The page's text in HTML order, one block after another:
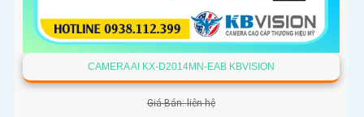
CAMERA AI KX-D2014MN-EAB KBVISION
Giá Bán: liên hệ